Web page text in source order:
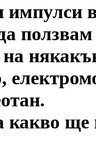
импулси
какво ще